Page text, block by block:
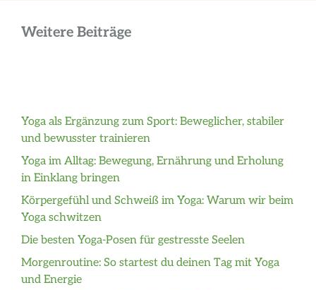
Weitere Beiträge
Yoga als Ergänzung zum Sport: Beweglicher, stabiler
und bewusster trainieren
Yoga im Alltag: Bewegung, Ernährung und Erholung
in Einklang bringen
Körpergefühl und Schweiß im Yoga: Warum wir beim
Yoga schwitzen
Die besten Yoga-Posen für gestresste Seelen
Morgenroutine: So startest du deinen Tag mit Yoga
und Energie